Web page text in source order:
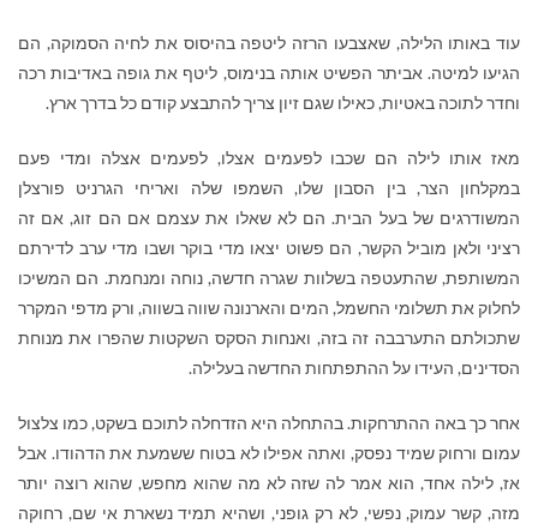
עוד באותו הלילה, שאצבעו הרזה ליטפה בהיסוס את לחיה הסמוקה, הם
הגיעו למיטה. אביתר הפשיט אותה בנימוס, ליטף את גופה באדיבות רכה
וחדר לתוכה באטיות, כאילו שגם זיון צריך להתבצע קודם כל בדרך ארץ.
מאז אותו לילה הם שכבו לפעמים אצלו, לפעמים אצלה ומדי פעם
במקלחון הצר, בין הסבון שלו, השמפו שלה ואריחי הגרניט פורצלן
המשודרגים של בעל הבית. הם לא שאלו את עצמם אם הם זוג, אם זה
רציני ולאן מוביל הקשר, הם פשוט יצאו מדי בוקר ושבו מדי ערב לדירתם
המשותפת, שהתעטפה בשלוות שגרה חדשה, נוחה ומנחמת. הם המשיכו
לחלוק את תשלומי החשמל, המים והארנונה שווה בשווה, ורק מדפי המקרר
שתכולתם התערבבה זה בזה, ואנחות הסקס השקטות שהפרו את מנוחת
הסדינים, העידו על ההתפתחות החדשה בעלילה.
אחר כך באה ההתרחקות. בהתחלה היא הזדחלה לתוכם בשקט, כמו צלצול
עמום ורחוק שמיד נפסק, ואתה אפילו לא בטוח ששמעת את הדהודו. אבל
אז, לילה אחד, הוא אמר לה שזה לא מה שהוא מחפש, שהוא רוצה יותר
מזה, קשר עמוק, נפשי, לא רק גופני, ושהיא תמיד נשארת אי שם, רחוקה